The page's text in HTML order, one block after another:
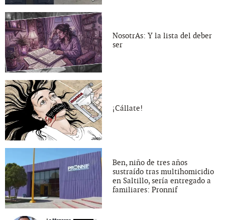
NosotrAs: Y la lista del deber
ser
¡Cállate!
Ben, niño de tres años
sustraído tras multihomicidio
en Saltillo, sería entregado a
familiares: Pronnif